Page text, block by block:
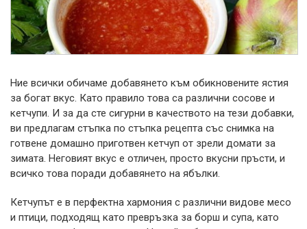
Ние всички обичаме добавянето към обикновените ястия
за богат вкус. Като правило това са различни сосове и
кетчупи. И за да сте сигурни в качеството на тези добавки,
ви предлагам стъпка по стъпка рецепта със снимка на
готвене домашно приготвен кетчуп от зрели домати за
зимата. Неговият вкус е отличен, просто вкусни пръсти, и
всичко това поради добавянето на ябълки.
Кетчупът е в перфектна хармония с различни видове месо
и птици, подходящ като превръзка за борш и супа, като